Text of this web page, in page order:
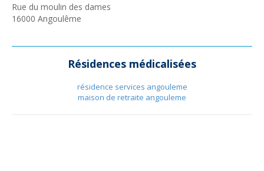
Rue du moulin des dames
16000 Angoulême
Résidences médicalisées
résidence services angouleme
maison de retraite angouleme